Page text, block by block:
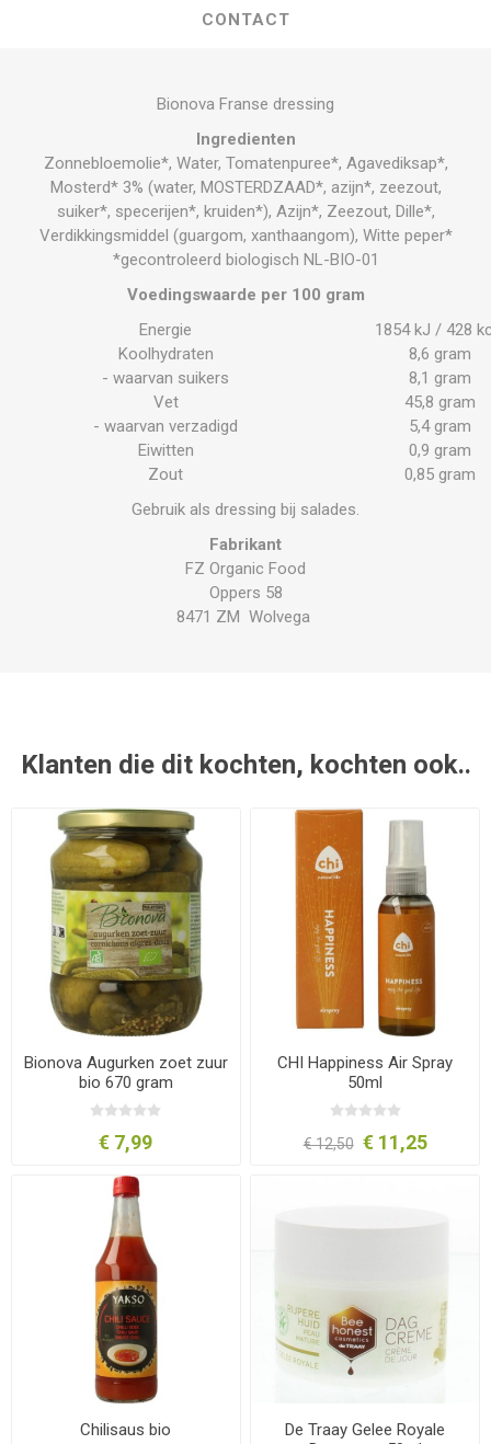
CONTACT
Bionova Franse dressing
Ingredienten
Zonnebloemolie*, Water, Tomatenpuree*, Agavediksap*,
Mosterd* 3% (water, MOSTERDZAAD*, azijn*, zeezout,
suiker*, specerijen*, kruiden*), Azijn*, Zeezout, Dille*,
Verdikkingsmiddel (guargom, xanthaangom), Witte peper*
*gecontroleerd biologisch NL-BIO-01
Voedingswaarde per 100 gram
Energie
1854 kJ / 428
Koolhydraten
8,6 gram
- waarvan suikers
8,1 gram
Vet
45,8 gram
- waarvan verzadigd
5,4 gram
Eiwitten
0,9 gram
Zout
0,85 gram
Gebruik als dressing bij salades.
Fabrikant
FZ Organic Food
Oppers 58
8471 ZM Wolvega
Klanten die dit kochten, kochten ook..
Bionova Augurken zoet zuur
bio 670 gram
€ 7,99
CHI Happiness Air Spray
50ml
€ 12,50 € 11,25
Chilisaus bio
De Traay Gelee Royale